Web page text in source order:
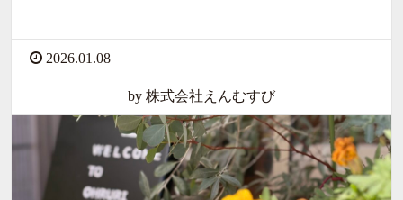
2026.01.08
by 株式会社えんむすび